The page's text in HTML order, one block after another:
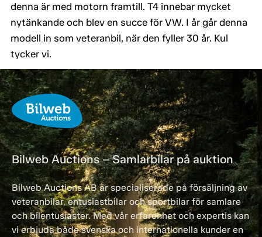
denna är med motorn framtill. T4 innebar mycket
nytänkande och blev en succe för VW. I år går denna
modell in som veteranbil, när den fyller 30 år. Kul
tycker vi.
Bilweb Auctions – Samlarbilar på auktion
Bilweb Auctions AB är specialiserade på försäljning av
veteranbilar, entusiastbilar och sportbilar för samlare
och bilentusiaster. Med vår erfarenhet och expertis kan
vi erbjuda både svenska och internationella kunder en